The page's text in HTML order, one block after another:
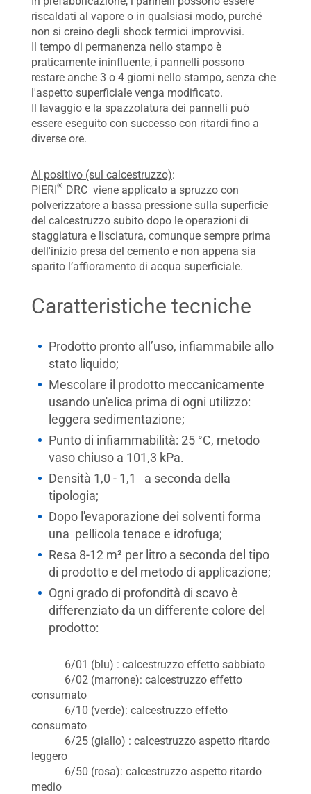
riscaldati al vapore o in qualsiasi modo, purché
non si creino degli shock termici improvvisi.
Il tempo di permanenza nello stampo è
praticamente ininfluente, i pannelli possono
restare anche 3 o 4 giorni nello stampo, senza che
l'aspetto superficiale venga modificato.
Il lavaggio e la spazzolatura dei pannelli può
essere eseguito con successo con ritardi fino a
diverse ore.
Al positivo (sul calcestruzzo):
PIERI® DRC viene applicato a spruzzo con
polverizzatore a bassa pressione sulla superficie
del calcestruzzo subito dopo le operazioni di
staggiatura e lisciatura, comunque sempre prima
dell'inizio presa del cemento e non appena sia
sparito l’affioramento di acqua superficiale.
Caratteristiche tecniche
Prodotto pronto all’uso, infiammabile allo
stato liquido;
Mescolare il prodotto meccanicamente
usando un'elica prima di ogni utilizzo:
leggera sedimentazione;
Punto di infiammabilità: 25 °C, metodo
vaso chiuso a 101,3 kPa.
Densità 1,0 - 1,1 a seconda della
tipologia;
Dopo l'evaporazione dei solventi forma
una pellicola tenace e idrofuga;
Resa 8-12 m² per litro a seconda del tipo
di prodotto e del metodo di applicazione;
Ogni grado di profondità di scavo è
differenziato da un differente colore del
prodotto:
6/01 (blu) : calcestruzzo effetto sabbiato
6/02 (marrone): calcestruzzo effetto
consumato
6/10 (verde): calcestruzzo effetto
consumato
6/25 (giallo) : calcestruzzo aspetto ritardo
leggero
6/50 (rosa): calcestruzzo aspetto ritardo
medio